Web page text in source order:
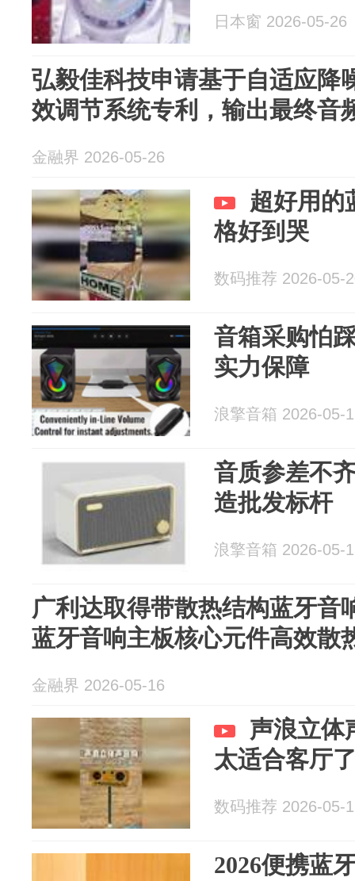
日本窗 2026-05-26
弘毅佳科技申请基于自适应降
效调节系统专利，输出最终音
金融界 2026-05-26
超好用的
格好到哭
数码推荐 2026-05-
音箱采购怕
实力保障
浪擎音箱 2026-05-
音质参差不
造批发标杆
浪擎音箱 2026-05-
广利达取得带散热结构蓝牙音
蓝牙音响主板核心元件高效散
金融界 2026-05-16
声浪立体
太适合客厅
数码推荐 2026-05-
2026便携蓝